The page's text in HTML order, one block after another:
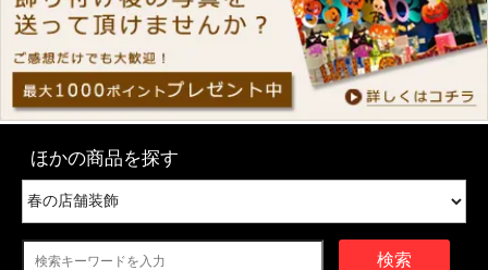
ほかの商品を探す
検索